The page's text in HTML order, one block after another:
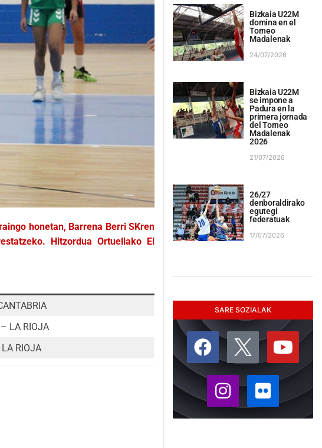
honetan, Barrena Berri SKren
Hitzordua Ortuellako El
LA RIOJA
RIOJA
Bizkaia U22M
domina en el
Torneo
Madalenak
24/07/2026
Bizkaia U22M
se impone a
Padura en la
primera jornada
del Torneo
Madalenak
2026
21/07/2026
26/27
denboraldirako
egutegi
federatuak
17/07/2026
SARE SOZIALAK